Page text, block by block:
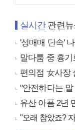
실시간관련뉴
'성매매 단속'
말다툼 중 흉
편의점 女사장
"안전하다는
유산 아픔 2년
"오래 참았죠?